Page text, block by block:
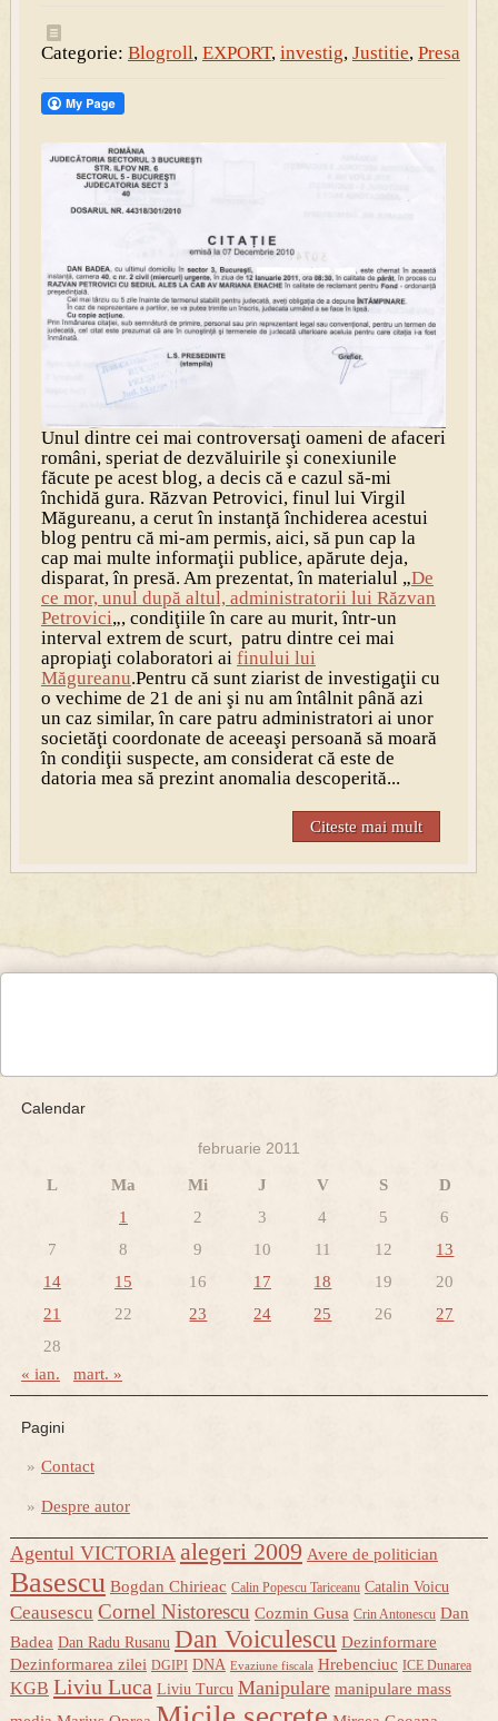
Categorie: Blogroll, EXPORT, investig, Justitie, Presa
Unul dintre cei mai controversaţi oameni de afaceri
români, speriat de dezvăluirile şi conexiunile
făcute pe acest blog, a decis că e cazul să-mi
închidă gura. Răzvan Petrovici, finul lui Virgil
Măgureanu, a cerut în instanţă închiderea acestui
blog pentru că mi-am permis, aici, să pun cap la
cap mai multe informaţii publice, apărute deja,
disparat, în presă. Am prezentat, în materialul „De
ce mor, unul după altul, administratorii lui Răzvan
Petrovici„, condiţiile în care au murit, într-un
interval extrem de scurt, patru dintre cei mai
apropiaţi colaboratori ai finului lui
Măgureanu.Pentru că sunt ziarist de investigaţii cu
o vechime de 21 de ani şi nu am întâlnit până azi
un caz similar, în care patru administratori ai unor
societăţi coordonate de aceeaşi persoană să moară
în condiţii suspecte, am considerat că este de
datoria mea să prezint anomalia descoperită...
Citeste mai mult
Calendar
februarie 2011
L Ma Mi J V S
D
1
2 3 4 5
6
7
8 9 10 11 12
13
14
15 16 17 18 19
20
21
22 23 24 25 26
27
28
« ian. mart. »
Pagini
Contact
Despre autor
Agentul VICTORIA alegeri 2009 Avere de politician
Basescu Bogdan Chirieac Calin Popescu Tariceanu Catalin Voicu
Ceausescu Cornel Nistorescu Cozmin Gusa Crin Antonescu Dan
Badea Dan Radu Rusanu Dan Voiculescu Dezinformare
Dezinformarea zilei DGIPI DNA Evaziune fiscala Hrebenciuc ICE Dunarea
KGB Liviu Luca Liviu Turcu Manipulare manipulare mass